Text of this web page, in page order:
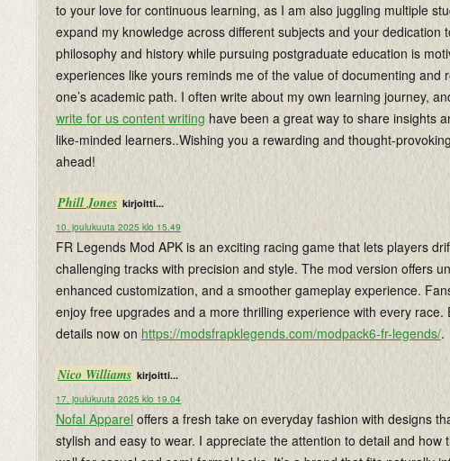
to your love for continuous learning, as I am also juggling multiple
expand my knowledge across different subjects and your dedication
philosophy and history while pursuing postgraduate education is
experiences like yours reminds me of the value of documenting and
one’s academic path. I often write about my own learning journey,
write for us content writing have been a great way to share insights
like-minded learners..Wishing you a rewarding and thought-
ahead!
Phill Jones kirjoitti...
10. joulukuuta 2025 klo 15.49
FR Legends Mod APK is an exciting racing game that lets players
challenging tracks with precision and style. The mod version offers
enhanced customization, and a smoother gameplay experience.
enjoy free upgrades and a more thrilling experience with every race.
details now on https://modsfrapklegends.com/modpack6-fr-legends/.
Nico Williams kirjoitti...
17. joulukuuta 2025 klo 19.04
Nofal Apparel offers a fresh take on everyday fashion with designs
stylish and easy to wear. I appreciate the attention to detail and how